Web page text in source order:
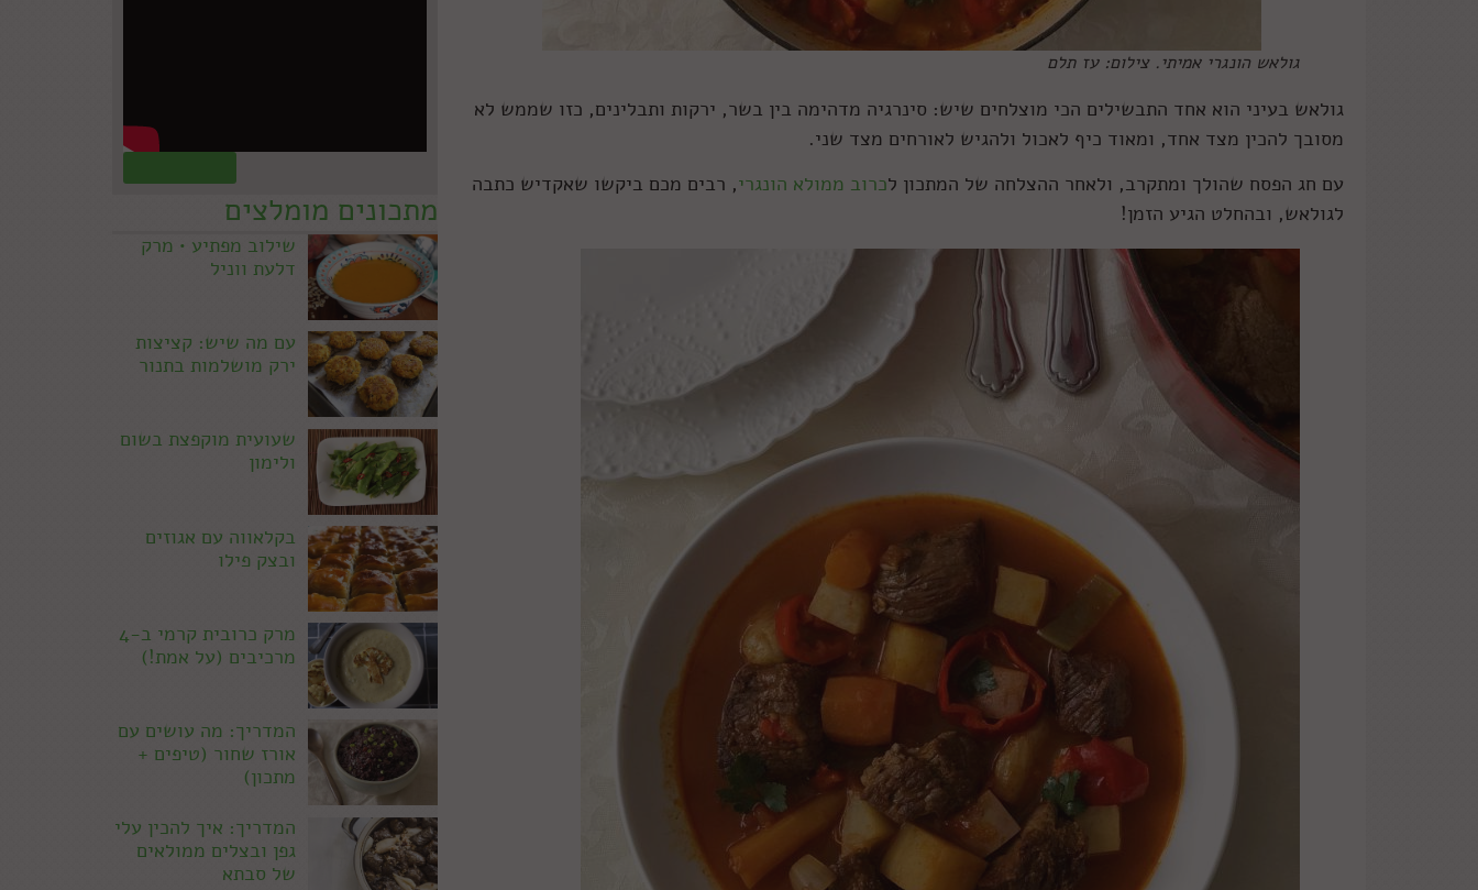
מתכונים מומלצים
שילוב מפתיע • מרק
דלעת ווניל
עם מה שיש: קציצות
ירק מושלמות בתנור
שעועית מוקפצת בשום
ולימון
בקלאווה עם אגוזים
ובצק פילו
מרק כרובית קרמי ב-4
מרכיבים (על אמת!)
המדריך: מה עושים עם
אורז שחור (טיפים +
מתכון)
המדריך: איך להכין עלי
גפן ובצלים ממולאים
של סבתא
גולאש הונגרי אמיתי. צילום: עז תלם
גולאש בעיני הוא אחד התבשילים הכי מוצלחים שיש: סינרגיה מדהימה בין בשר, ירקות ותבלינים, כזו שממש לא
מסובך להכין מצד אחד, ומאוד כיף לאכול ולהגיש לאורחים מצד שני.
עם חג הפסח שהולך ומתקרב, ולאחר ההצלחה של המתכון לכרוב ממולא הונגרי, רבים מכם ביקשו שאקדיש כתבה
לגולאש, ובהחלט הגיע הזמן!